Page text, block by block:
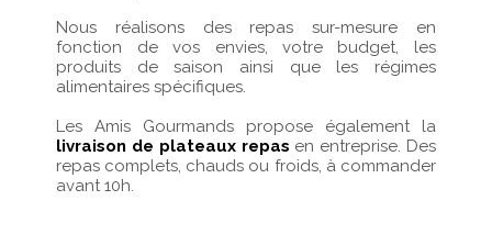
Nous réalisons des repas sur-mesure en
fonction de vos envies, votre budget, les
produits de saison ainsi que les régimes
alimentaires spécifiques.
Les Amis Gourmands propose également la
livraison de plateaux repas en entreprise. Des
repas complets, chauds ou froids, à commander
avant 10h.